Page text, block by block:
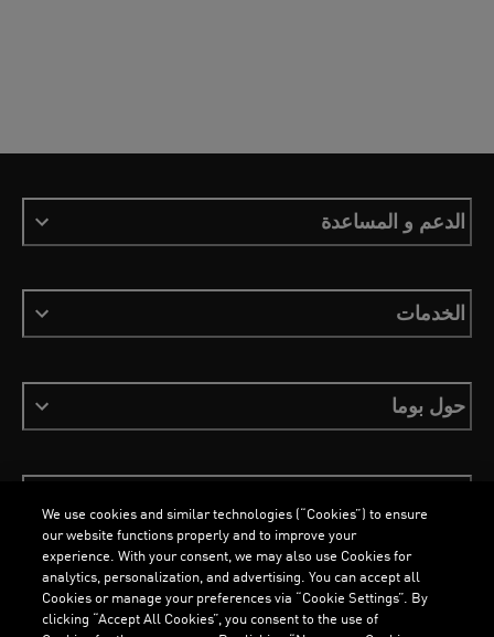
الدعم و المساعدة
الخدمات
حول بوما
العربية
We use cookies and similar technologies (“Cookies”) to ensure
our website functions properly and to improve your
experience. With your consent, we may also use Cookies for
analytics, personalization, and advertising. You can accept all
Cookies or manage your preferences via “Cookie Settings”. By
clicking “Accept All Cookies”, you consent to the use of